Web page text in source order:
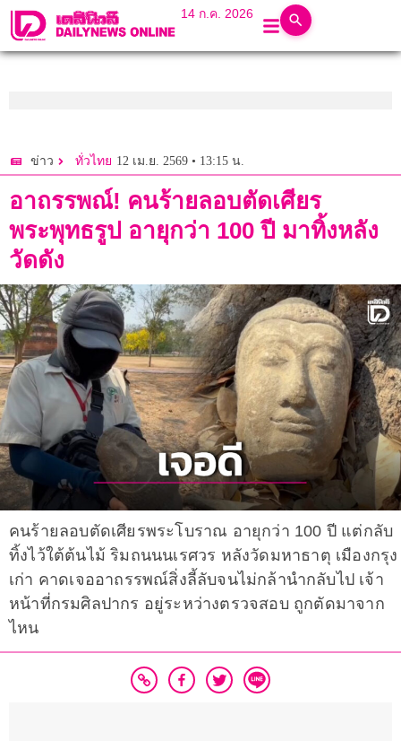
14 ก.ค. 2026
ข่าว ทั่วไทย 12 เม.ย. 2569 • 13:15 น.
อาถรรพณ์! คนร้ายลอบตัดเศียร
พระพุทธรูป อายุกว่า 100 ปี มาทิ้งหลัง
วัดดัง
คนร้ายลอบตัดเศียรพระโบราณ อายุกว่า 100 ปี แต่กลับ
ทิ้งไว้ใต้ต้นไม้ ริมถนนนเรศวร หลังวัดมหาธาตุ เมืองกรุง
เก่า คาดเจออาถรรพณ์สิ่งลี้ลับจนไม่กล้านำกลับไป เจ้า
หน้าที่กรมศิลปากร อยู่ระหว่างตรวจสอบ ถูกตัดมาจาก
ไหน